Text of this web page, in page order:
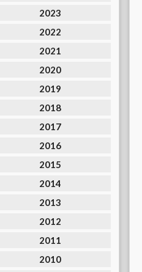
2023
2022
2021
2020
2019
2018
2017
2016
2015
2014
2013
2012
2011
2010